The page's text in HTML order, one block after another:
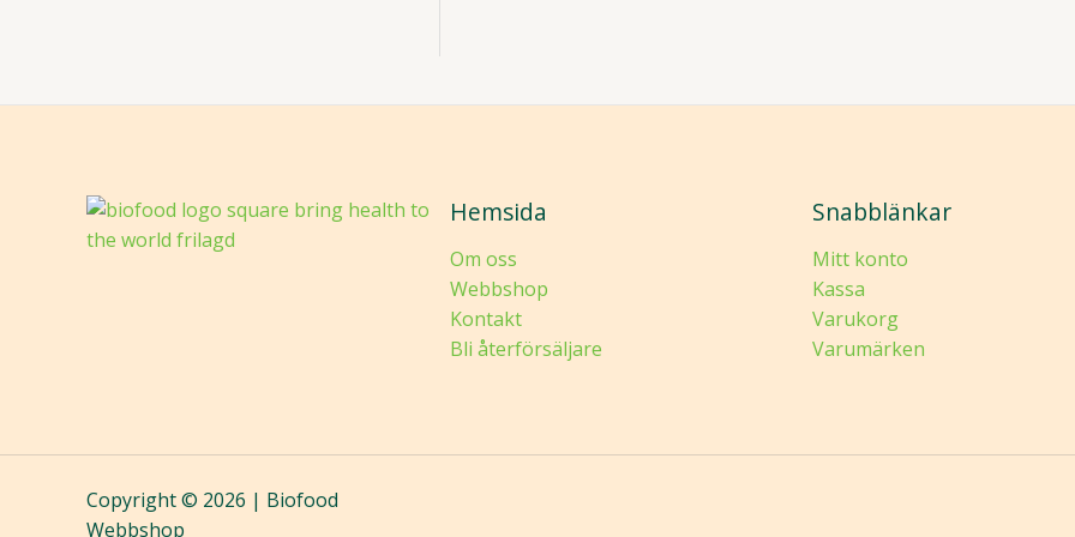
Hemsida
Om oss
Webbshop
Kontakt
Bli återförsäljare
Snabblänkar
Mitt konto
Kassa
Varukorg
Varumärken
Copyright © 2026 | Biofood
Webbshop